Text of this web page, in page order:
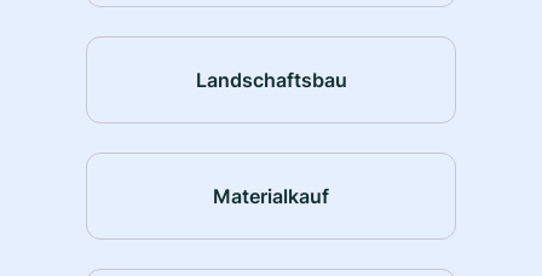
Landschaftsbau
Materialkauf